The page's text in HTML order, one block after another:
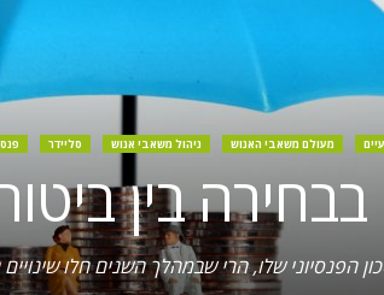
מעולם משאבי האנוש ניהול משאבי אנוש סליידר
בין
הפנסיוני שלו, הרי שבמהלך השנים חלו